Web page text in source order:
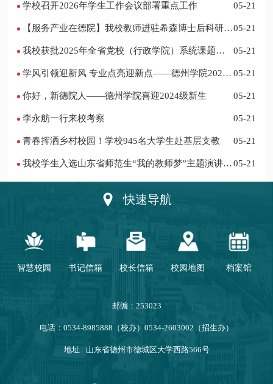
学校召开2026年学生工作会议部署重点工作 05-21
05-21
我校获批2025年全省党校（行政学院）系统课题立
05-21
学风引领迎新风 专业点亮迎新点——德州学院2024
05-21
你好，新德院人——德州学院喜迎2024级新生 05-21
李永舫一行来校考察 05-21
青春挥洒乡村校园！学校945名大学生赴基层支教 05-21
我校学生入选山东省师范生“我的教师梦”主题演讲活
05-21
快速导航
智慧校园 书记信箱 校长信箱 校园地图 档案馆
邮编：253023
电话：0534-8985888（校办）0534-2603002（招生办）
地址 : 山东省德州市德城区大学西路566号